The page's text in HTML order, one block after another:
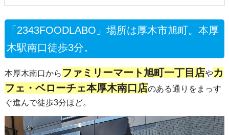
「2343FOODLABO」場所は厚木市旭町。本厚
木駅南口徒歩3分。
本厚木南口から ファミリーマート旭町一丁目店やカ
フェ・ベローチェ本厚木南口店のある通りをまっす
ぐ進んで徒歩3分ほど。